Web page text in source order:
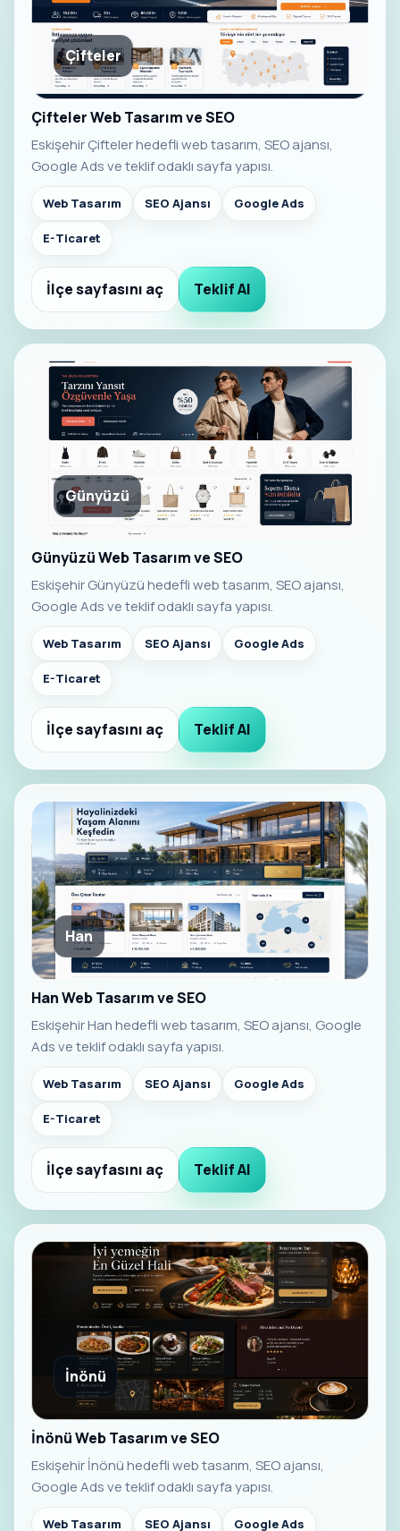
Çifteler
Çifteler Web Tasarım ve SEO
Eskişehir Çifteler hedefli web tasarım, SEO ajansı,
Google Ads ve teklif odaklı sayfa yapısı.
Web Tasarım SEO Ajansı Google Ads
E-Ticaret
İlçe sayfasını aç Teklif Al
Günyüzü
Günyüzü Web Tasarım ve SEO
Eskişehir Günyüzü hedefli web tasarım, SEO ajansı,
Google Ads ve teklif odaklı sayfa yapısı.
Web Tasarım SEO Ajansı Google Ads
E-Ticaret
İlçe sayfasını aç Teklif Al
Han
Han Web Tasarım ve SEO
Eskişehir Han hedefli web tasarım, SEO ajansı, Google
Ads ve teklif odaklı sayfa yapısı.
Web Tasarım SEO Ajansı Google Ads
E-Ticaret
İlçe sayfasını aç Teklif Al
İnönü
İnönü Web Tasarım ve SEO
Eskişehir İnönü hedefli web tasarım, SEO ajansı,
Google Ads ve teklif odaklı sayfa yapısı.
Web Tasarım SEO Ajansı Google Ads